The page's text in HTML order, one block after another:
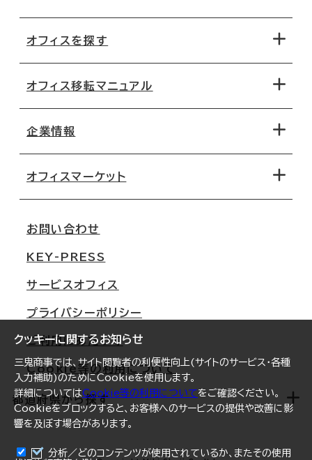
クッキーに関するお知らせ
三鬼商事では、サイト閲覧者の利便性向上(サイトのサービス・各種
入力補助)のためにCookieを使用します。
詳細についてはCookie等の利用についてをご確認ください。
Cookieをブロックすると、お客様へのサービスの提供や改善に影
響を及ぼす場合があります。
分析／どのコンテンツが使用されているか、またその使用
オフィスを探す
地図から探す
路線・駅から探す
オフィス移転マニュアル
移転コストシミュレーション
移転スケジュール
オフィス移転Q&A
企業情報
オフィスマーケット
大阪
名古屋
札幌
仙台
横浜
福岡
オフィスリポート
ログイン
お問い合わせ
KEY-PRESS
サービスオフィス
プライバシーポリシー
ご利用にあたって
Cookie等の利用について
都道府県から探す